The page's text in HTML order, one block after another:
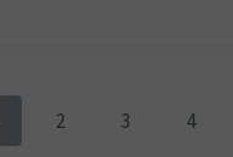
2 3 4